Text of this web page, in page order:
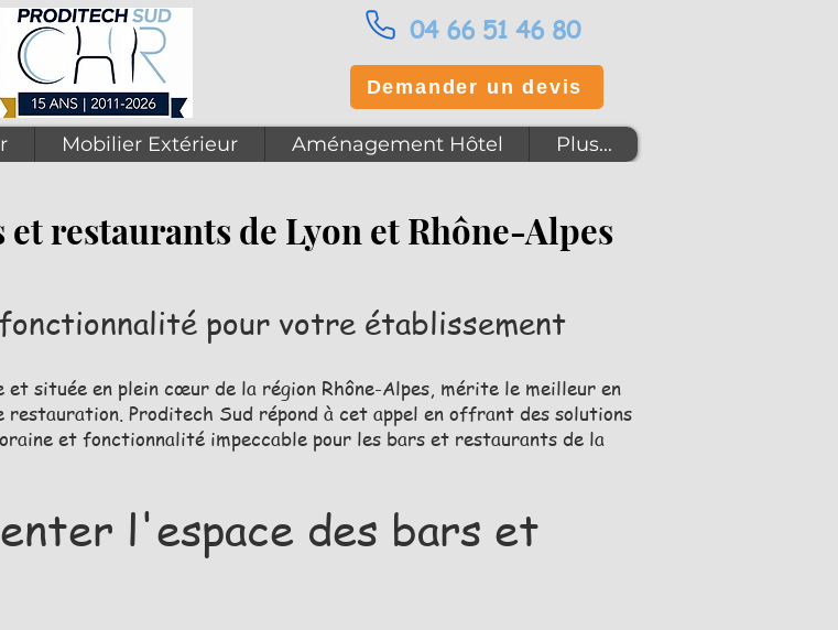
04 66 51 46 80
Demander un devis
Mobilier Extérieur Aménagement Hôtel Plus...
restaurants de Lyon et Rhône-Alpes
pour votre établissement
située en plein cœur de la région Rhône-Alpes, mérite le meilleur en
Proditech Sud répond à cet appel en offrant des solutions
et fonctionnalité impeccable pour les bars et restaurants de la
l'espace des bars et